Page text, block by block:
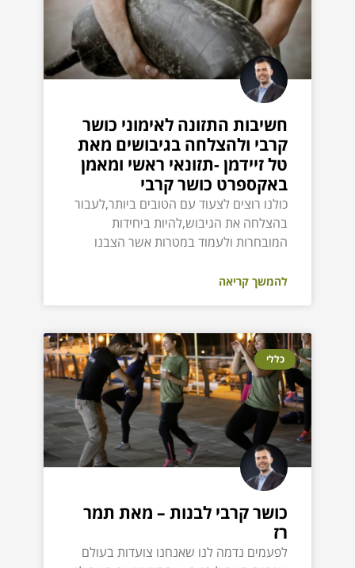
חשיבות התזונה לאימוני כושר
קרבי ולהצלחה בגיבושים מאת
טל זיידמן -תזונאי ראשי ומאמן
באקספרט כושר קרבי
כולנו רוצים לצעוד עם הטובים ביותר,לעבור
בהצלחה את הגיבוש,להיות ביחידות
המובחרות ולעמוד במטרות אשר הצבנו
להמשך קריאה
כללי
כושר קרבי לבנות – מאת תמר
רז
לפעמים נדמה לנו שאנחנו צועדות בעולם